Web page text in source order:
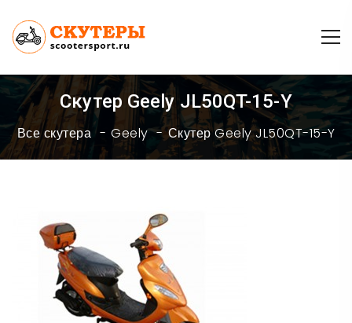
Скутер Geely JL50QT-15-Y
Все скутера Geely Скутер Geely JL50QT-15-Y